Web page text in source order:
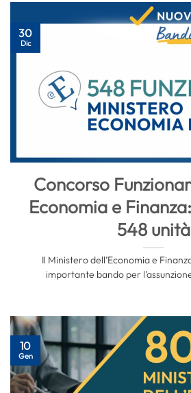
Concorso
Economia e
548 unità
Il Ministero dell’Economia e
importante bando per
30
Dic
10
Gen